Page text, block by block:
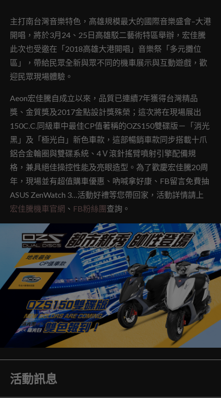
主打南台灣音樂特色，高雄規模最大的國際音樂盛會–大港
開唱，將於3月24、25日高雄駁二藝術特區舉辦，宏佳騰
此次也受邀在「2018高雄大港開唱」音樂祭「多元攤位
區」，帶給民眾全新與眾不同的機車展示與互動遊戲，歡
迎民眾現場體驗。
Aeon宏佳騰自成立以來，品質已連續7年獲得台灣精品
獎、金質獎及2017金點設計獎殊榮；這次將在現場展出
150C.C.同級車中最佳CP值著稱的OZS150雙碟版－「消光
黑」及「極光白」新色車款，這部暢銷車款同步搭載十爪
鋁合金輪圈與雙碟系統、4Ｖ滾針搖臂噴射引擎配備規
格，兼具絕佳操控性能及亮眼造型。為了歡慶宏佳騰20周
年，現場並有超值購車優惠、吶喊拿好康、FB留言免費抽
ASUS ZenWatch 3…活動好禮等您帶回家，活動詳情請上
宏佳騰機車官網 、 FB粉絲團查詢。
活動訊息